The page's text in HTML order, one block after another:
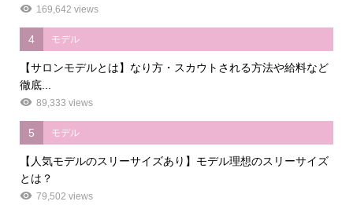
169,642 views
4 モデル
【サロンモデルとは】なり方・スカウトされる方法や給料など
徹底...
89,333 views
5 モデル
【人気モデルのスリーサイズあり】モデル理想のスリーサイズ
とは？
79,502 views